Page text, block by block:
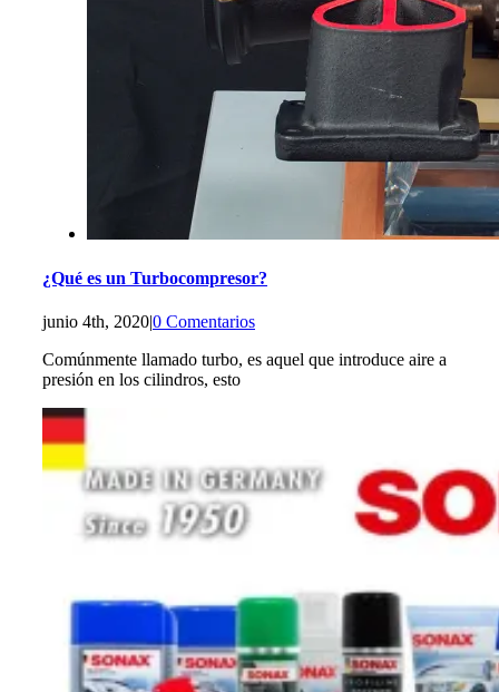
¿Qué es un Turbocompresor?
junio 4th, 2020|0 Comentarios
Comúnmente llamado turbo, es aquel que introduce aire a
presión en los cilindros, esto